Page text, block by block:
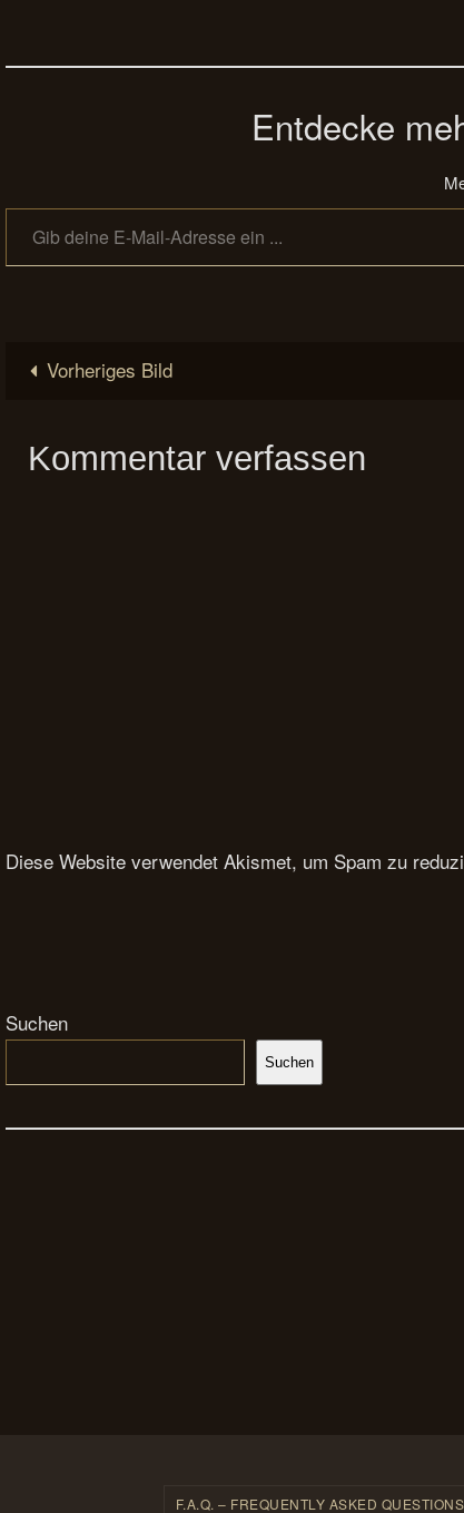
Entdecke
Gib deine E-Mail-Adresse ein ...
Vorheriges Bild
Kommentar verfassen
Diese Website verwendet Akismet, um Spam zu
Suchen
Suchen
F.A.Q. – FREQUENTLY ASKED QUESTIONS